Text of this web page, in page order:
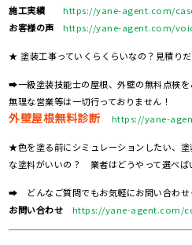
施工実績
https://yane-agent.com/
お客様の声
https://yane-agent.com/
★ 塗装工事っていくらくらいなの？見積り
➡一級塗装技能士の屋根、外壁の無料点検を
無理な営業等は一切行っておりません！
外壁屋根無料診断 https://yane-
★色を塗る前にシミュレーションしたい、
な塗料がいいの？ 業者はどうやって選べば
➡ どんなご質問でもお気軽にお問い合わせ
お問い合わせ
https://yane-agent.com/